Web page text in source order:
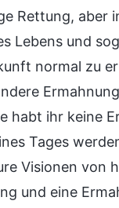
Rettung, aber
Lebens und
normal zu
habt ihr keine
Tages
Visionen von
und eine